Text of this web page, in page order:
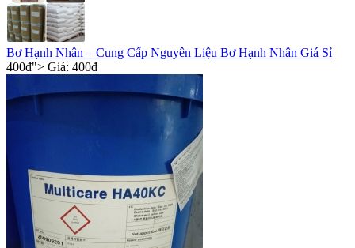
Bơ Hạnh Nhân – Cung Cấp Nguyên Liệu Bơ Hạnh Nhân Giá Sỉ
400đ"> Giá: 400đ